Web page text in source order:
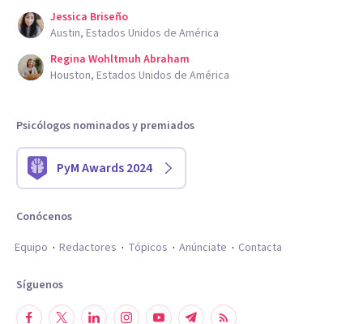
Jessica Briseño
Austin, Estados Unidos de América
Regina Wohltmuh Abraham
Houston, Estados Unidos de América
Psicólogos nominados y premiados
PyM Awards 2024
Conócenos
Equipo
Redactores Tópicos Anúnciate Contacta
Síguenos